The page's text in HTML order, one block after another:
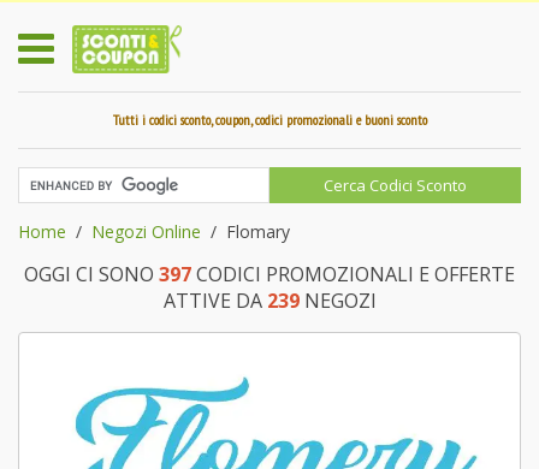
Tutti i codici sconto, coupon, codici promozionali e buoni sconto
Home Negozi Online Flomary
OGGI CI SONO 397CODICI PROMOZIONALI E OFFERTE
ATTIVE DA 239NEGOZI